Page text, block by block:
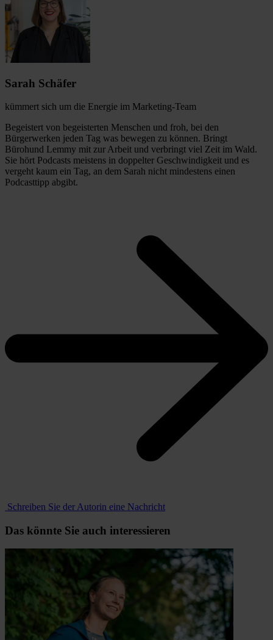
Sarah Schäfer
kümmert sich um die Energie im Marketing-Team
Begeistert von begeisterten Menschen und froh, bei den
Bürgerwerken jeden Tag was bewegen zu können. Bringt
Bürohund Lemmy mit zur Arbeit und verbringt viel Zeit im Wald.
Sie hört Podcasts meistens in doppelter Geschwindigkeit und es
vergeht kaum ein Tag, an dem Sarah nicht mindestens einen
Podcasttipp abgibt.
Schreiben Sie der Autorin eine Nachricht
Das könnte Sie auch interessieren